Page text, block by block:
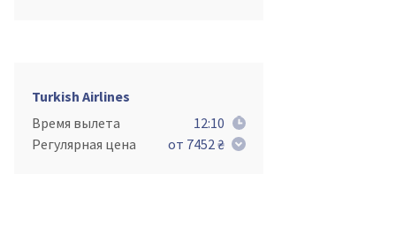
Turkish Airlines
Время вылета
12:10
Регулярная цена
от 7452 ₴